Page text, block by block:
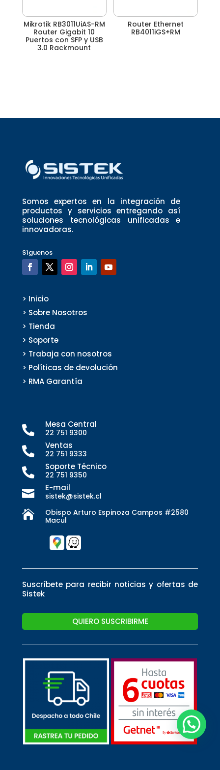
Mikrotik RB3011UiAS-RM
Router Gigabit 10
Puertos con SFP y USB
3.0 Rackmount
Router Ethernet
RB4011iGS+RM
Somos expertos en la integración de
productos y servicios entregando así
soluciones tecnológicas unificadas e
innovadoras.
Síguenos
> Inicio
> Sobre Nosotros
> Tienda
> Soporte
> Trabaja con nosotros
> Políticas de devolución
> RMA Garantía
 Mesa Central
22 751 9300
 Ventas
22 751 9333
 Soporte Técnico
22 751 9350
 E-mail
sistek@sistek.cl

Obispo Arturo Espinoza Campos #2580
Macul
Suscríbete para recibir noticias y ofertas de
Sistek
QUIERO SUSCRIBIRME